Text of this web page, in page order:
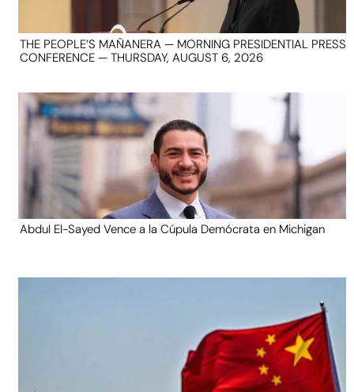
THE PEOPLE’S MAÑANERA — MORNING PRESIDENTIAL PRESS
CONFERENCE — THURSDAY, AUGUST 6, 2026
Abdul El-Sayed Vence a la Cúpula Demócrata en Michigan